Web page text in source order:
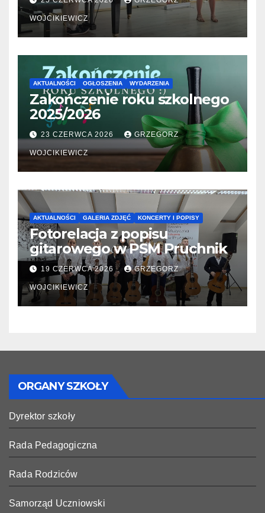
WOJCIKIEWICZ
AKTUALNOŚCI OGŁOSZENIA WYDARZENIA
Zakończenie roku szkolnego
2025/2026
23 CZERWCA 2026 GRZEGORZ
WOJCIKIEWICZ
AKTUALNOŚCI GALERIA ZDJĘĆ KONCERTY I POPISY
Fotorelacja z popisu
gitarowego w PSM Pruchnik
19 CZERWCA 2026 GRZEGORZ
WOJCIKIEWICZ
ORGANY SZKOŁY
Dyrektor szkoły
Rada Pedagogiczna
Rada Rodziców
Samorząd Uczniowski